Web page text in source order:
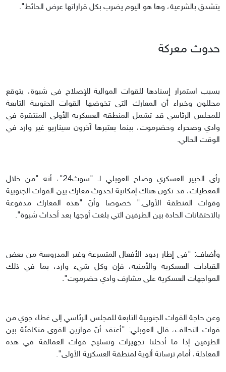
يتشدق بالشرعية، وها هو اليوم يضرب بكل قراراتها عرض الحائط".
حدوث معركة
بسبب استمرار إسنادها للقوات الموالية للإصلاح في شبوة، يتوقع
محللون وخبراء أن المعارك التي تخوضها القوات الجنوبية التابعة
للمجلس الرئاسي قد تشمل المنطقة العسكرية الأولى المنتشرة في
وادي وصحراء وحضرموت، بينما يعتبرها آخرون سيناريو غير وارد في
الوقت الحالي.
رأى الخبير العسكري وضاح العوبلي لـ "سوث24"، أنه "من خلال
المعطيات، قد تكون هناك إمكانية لحدوث معارك بين القوات الجنوبية
وقوات المنطقة الأولى." خصوصا وأنّ "هذه المعارك مدفوعة
بالاحتقانات الحادة بين الطرفين التي بلغت أوجها بعد أحداث شبوة".
وأضاف: "في إطار ردود الأفعال المتسرعة وغير المدروسة من بعض
القيادات العسكرية والأمنية، فإن وكل شيء وارد، بما في ذلك
المواجهات العسكرية على مشارف وادي حضرموت".
وعن حاجة القوات الجنوبية التابعة للمجلس الرئاسي إلى غطاء جوي من
قوات التحالف، قال العوبلي: "أعتقد أنّ موازين القوى متكافئة بين
الطرفين إذا ما أدخلنا تجهيزات وتسليح قوات العمالقة في هذه
المعادلة، أمام ترسانة ألوية لمنطقة العسكرية الأولى".